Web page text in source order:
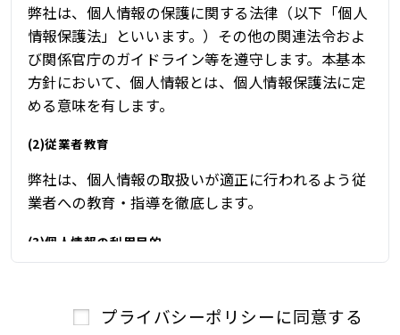
弊社は、個人情報の保護に関する法律（以下「個人
情報保護法」といいます。）その他の関連法令およ
び関係官庁のガイドライン等を遵守します。本基本
方針において、個人情報とは、個人情報保護法に定
める意味を有します。
(2)従業者教育
弊社は、個人情報の取扱いが適正に行われるよう従
業者への教育・指導を徹底します。
(3)個人情報の利用目的
で、適法かつ公正に利用し、その他の目的に利用す
プライバシーポリシーに同意する